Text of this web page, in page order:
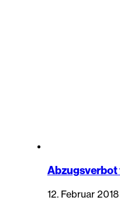
Abzugsverbot
12. Februar 2018